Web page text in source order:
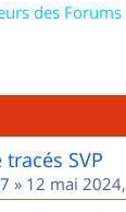
des Forums
SVP
» 12 mai